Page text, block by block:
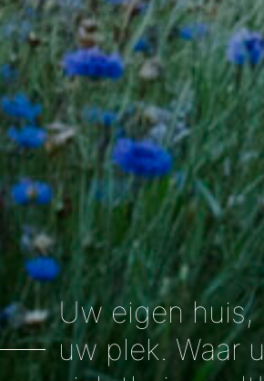
Uw eigen huis,
uw plek. Waar u